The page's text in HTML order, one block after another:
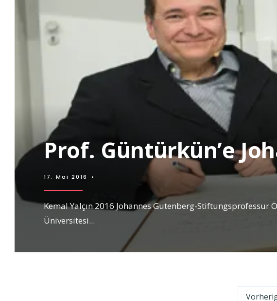
Prof. Güntürkün’e
17. Mai 2016 •
Kemal Yalçın 2016 Johannes Gutenberg-Stiftungsprofessur
Üniversitesi...